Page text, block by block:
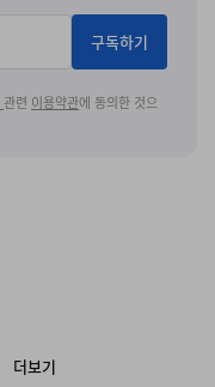
구독하기
관련 이용약관에 동의한 것으
더보기